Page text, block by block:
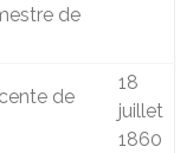
de
de
18
juillet
1860